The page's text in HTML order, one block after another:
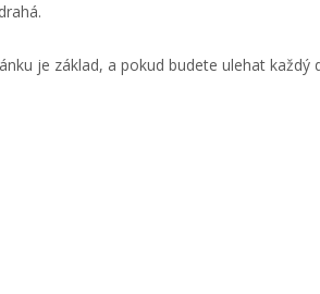
je základ, a pokud budete ulehat každý